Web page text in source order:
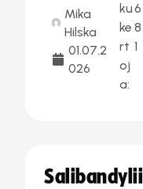
Mika
Hilska
01.07.2
026
ku
ke
rt
oj
a:
6
8
1
Salibandylii